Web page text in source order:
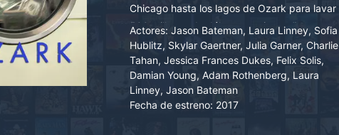
Chicago hasta los lagos de Ozark para lavar
500 millones de dólares en cinco años y
tranquilizar a un jefe narco.
Actores: Jason Bateman, Laura Linney, Sofia
Hublitz, Skylar Gaertner, Julia Garner, Charlie
Tahan, Jessica Frances Dukes, Felix Solis,
Damian Young, Adam Rothenberg, Laura
Linney, Jason Bateman
Fecha de estreno: 2017